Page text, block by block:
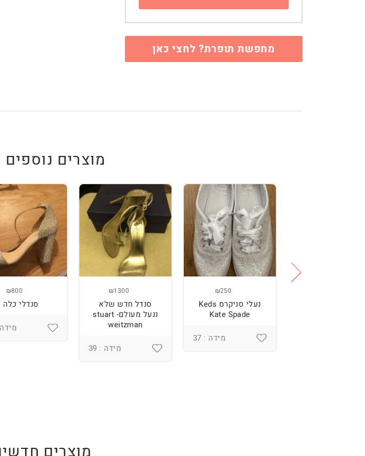
מחפשת תופרת? לחצי כאן
מוצרים
₪250
נעלי סניקרס Keds
Kate Spade
מידה : 37
₪1300
סנדל חדש שלא
ננעל מעולם- stuart
weitzman
מידה : 39
₪800
סנדלי כלה
מידה :